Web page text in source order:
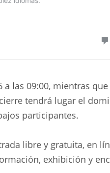
las 09:00, mientras
tendrá lugar el
participantes.
libre y gratuita, en
exhibición y